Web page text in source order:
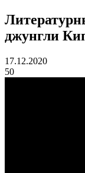
джунгли
17.12.2020
50